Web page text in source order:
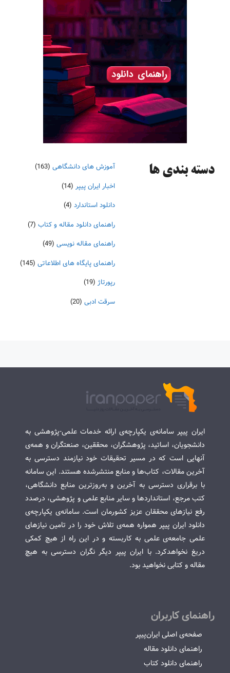
دسته‌ بندی ها آموزش های دانشگاهی (163)
اخبار ایران پیپر (14)
دانلود استاندارد (4)
راهنمای دانلود مقاله و کتاب (7)
راهنمای مقاله نویسی (49)
راهنمای پایگاه های اطلاعاتی (145)
رپورتاژ (19)
سرقت ادبی (20)
ایران پیپر سامانه‌ی یکپارچه‌ی ارائه خدمات علمی-پژوهشی به
دانشجویان، اساتید، پژوهشگران، محققین، صنعتگران و همه‌ی
آنهایی است که در مسیر تحقیقات خود نیازمند دسترسی به
آخرین مقالات، کتاب‌ها و منابع منتشرشده هستند. این سامانه
با برقراری دسترسی به آخرین و به‌روزترین منابع دانشگاهی،
کتب مرجع، استانداردها و سایر منابع علمی و پژوهشی، درصدد
رفع نیازهای محققان عزیز کشورمان است. سامانه‌ی یکپارچه‌ی
دانلود ایران پیپر همواره همه‌ی تلاش خود را در تامین نیازهای
علمی جامعه‌ی علمی به کاربسته و در این راه از هیچ کمکی
دریغ نخواهدکرد. با ایران پیپر دیگر نگران دسترسی به هیچ
مقاله و کتابی نخواهید بود.
راهنمای کاربران
صفحه‌ی اصلی ایران‌پیپر
راهنمای دانلود مقاله
راهنمای دانلود کتاب